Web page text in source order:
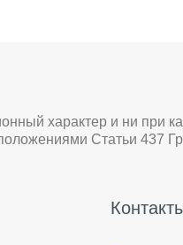
характер и ни при
Статьи 437